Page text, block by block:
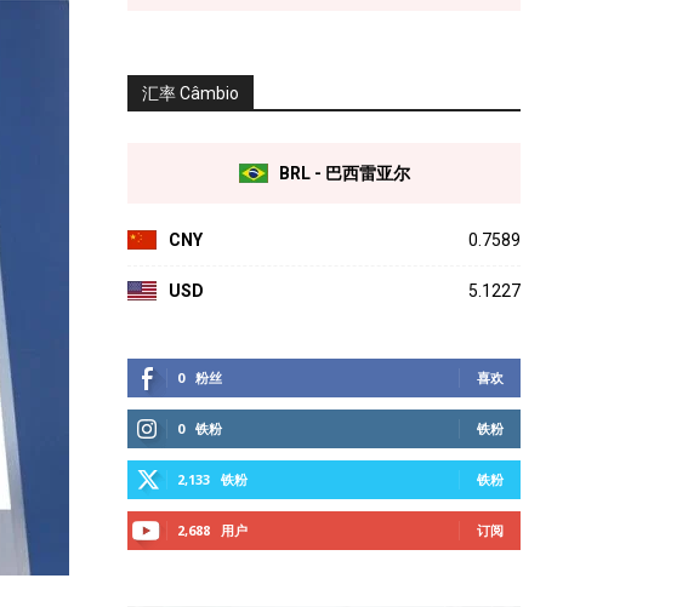
汇率 Câmbio
BRL - 巴西雷亚尔
CNY 0.7589
USD 5.1227
0 粉丝 喜欢
0 铁粉 铁粉
2,133 铁粉 铁粉
2,688 用户 订阅